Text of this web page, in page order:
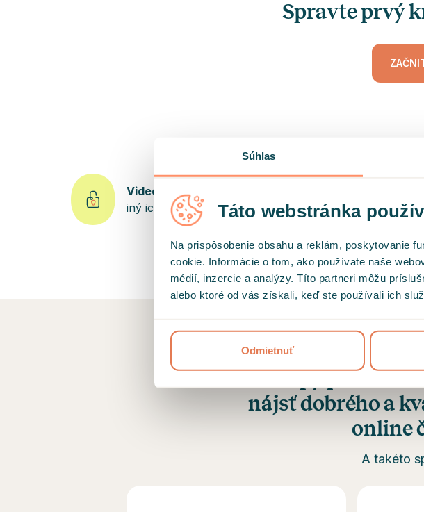
Súhlas
Táto webstránka
Na prispôsobenie obsahu a reklám, poskytovanie
cookie. Informácie o tom, ako používate naše
médií, inzercie a analýzy. Títo partneri môžu
alebo ktoré od vás získali, keď ste používali ich
Odmietnuť
Spravte prvý
Videohovory sú šifrované.
iný ich nevidí ani nepočuje.
Hedepy pomohlo
nájsť dobrého a
online
A takéto